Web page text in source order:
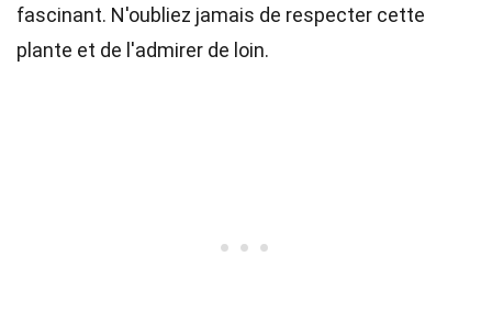
fascinant. N'oubliez jamais de respecter cette
plante et de l'admirer de loin.